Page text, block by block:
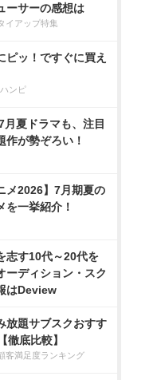
ーサーの感想は
イアップ特集
ピッ！ですぐに買え
ハンピ
月夏ドラマも、注目
作が勢ぞろい！
メ2026】7月期夏の
を一挙紹介！
志す10代～20代を
ーディション・スク
はDeview
放題サブスクおすす
徹底比較】
客満足度ランキング